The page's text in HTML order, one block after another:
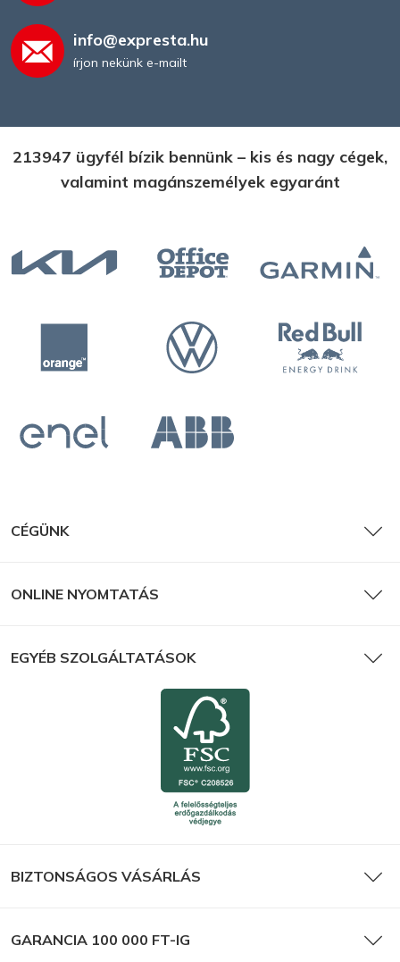
info@expresta.hu
írjon nekünk e-mailt
213947 ügyfél bízik bennünk – kis és nagy cégek,
valamint magánszemélyek egyaránt
CÉGÜNK
ONLINE NYOMTATÁS
EGYÉB SZOLGÁLTATÁSOK
BIZTONSÁGOS VÁSÁRLÁS
GARANCIA 100 000 FT-IG